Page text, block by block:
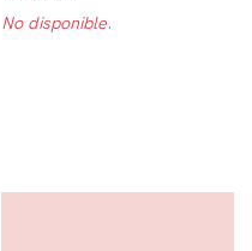
No disponible.